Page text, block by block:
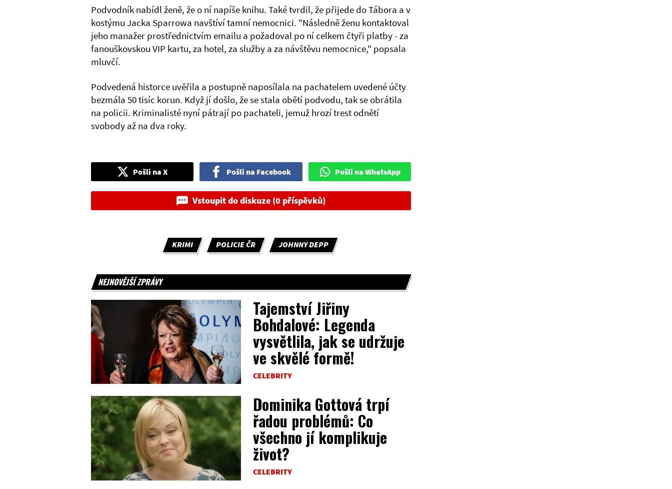
Podvodník nabídl ženě, že o ní napíše knihu. Také tvrdil, že přijede do Tábora a v
kostýmu Jacka Sparrowa navštíví tamní nemocnici. "Následně ženu kontaktoval
jeho manažer prostřednictvím emailu a požadoval po ní celkem čtyři platby - za
fanouškovskou VIP kartu, za hotel, za služby a za návštěvu nemocnice," popsala
mluvčí.
Podvedená historce uvěřila a postupně naposílala na pachatelem uvedené účty
bezmála 50 tisíc korun. Když jí došlo, že se stala obětí podvodu, tak se obrátila
na policii. Kriminalisté nyní pátrají po pachateli, jemuž hrozí trest odnětí
svobody až na dva roky.
Pošli na X Pošli na Facebook Pošli na WhatsApp
Vstoupit do diskuze (0 příspěvků)
KRIMI POLICIE ČR JOHNNY DEPP
NEJNOVĚJŠÍ ZPRÁVY
Tajemství Jiřiny
Bohdalové: Legenda
vysvětlila, jak se udržuje
ve skvělé formě!
CELEBRITY
Dominika Gottová trpí
řadou problémů: Co
všechno jí komplikuje
život?
CELEBRITY